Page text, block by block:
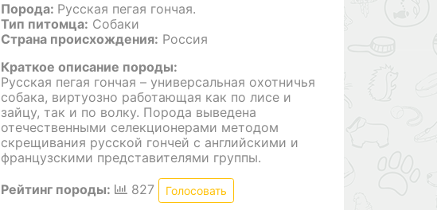
Порода: Русская пегая гончая.
Тип питомца: Собаки
Страна происхождения: Россия
Краткое описание породы:
Русская пегая гончая – универсальная охотничья
собака, виртуозно работающая как по лисе и
зайцу, так и по волку. Порода выведена
отечественными селекционерами методом
скрещивания русской гончей с английскими и
французскими представителями группы.
Рейтинг породы:
827 Голосовать